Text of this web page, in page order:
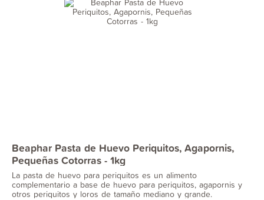
Beaphar Pasta de Huevo Periquitos, Agapornis,
Pequeñas Cotorras - 1kg
La pasta de huevo para periquitos es un alimento
complementario a base de huevo para periquitos, agapornis y
otros periquitos y loros de tamaño mediano y grande.